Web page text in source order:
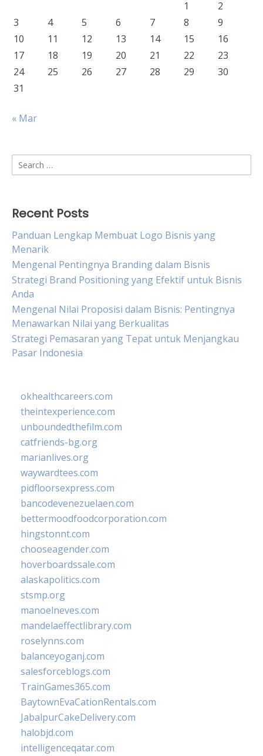
1
2
3
4 5 6 7 8
9
10
11 12 13 14 15
16
17
18 19 20 21 22
23
24
25 26 27 28 29
30
31
« Mar
Search
for:
Recent Posts
Panduan Lengkap Membuat Logo Bisnis yang
Menarik
Mengenal Pentingnya Branding dalam Bisnis
Strategi Brand Positioning yang Efektif untuk Bisnis
Anda
Mengenal Nilai Proposisi dalam Bisnis: Pentingnya
Menawarkan Nilai yang Berkualitas
Strategi Pemasaran yang Tepat untuk Menjangkau
Pasar Indonesia
okhealthcareers.com
theintexperience.com
unboundedthefilm.com
catfriends-bg.org
marianlives.org
waywardtees.com
pidfloorsexpress.com
bancodevenezuelaen.com
bettermoodfoodcorporation.com
hingstonnt.com
chooseagender.com
hoverboardssale.com
alaskapolitics.com
stsmp.org
manoelneves.com
mandelaeffectlibrary.com
roselynns.com
balanceyoganj.com
salesforceblogs.com
TrainGames365.com
BaytownEvaCationRentals.com
JabalpurCakeDelivery.com
halobjd.com
intelligenceqatar.com